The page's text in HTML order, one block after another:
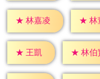
★ 林嘉凌 ★ 林
★ 王凱 ★ 林伯